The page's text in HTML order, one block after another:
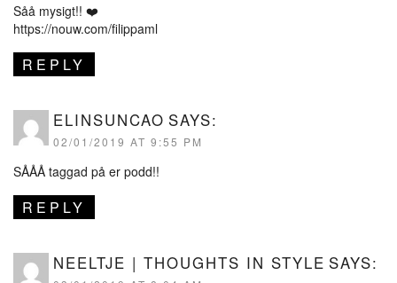
Såå mysigt!! ❤️
https://nouw.com/filippaml
REPLY
ELINSUNCAO SAYS:
02/01/2019 AT 9:55 PM
SÅÅÅ taggad på er podd!!
REPLY
NEELTJE | THOUGHTS IN STYLE SAYS: